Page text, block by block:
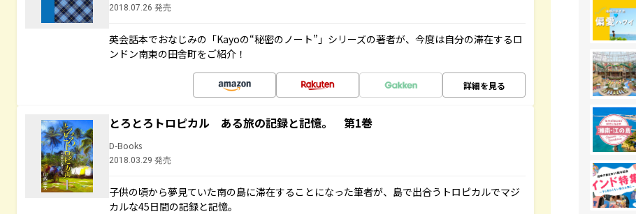
2018.07.26 発売
英会話本でおなじみの「Kayoの“秘密のノート”」シリーズの著者が、今度は自分の滞在するロ
ンドン南東の田舎町をご紹介！
詳細を見る
とろとろトロピカル ある旅の記録と記憶。 第1巻
D-Books
2018.03.29 発売
子供の頃から夢見ていた南の島に滞在することになった筆者が、島で出合うトロピカルでマジ
カルな45日間の記録と記憶。